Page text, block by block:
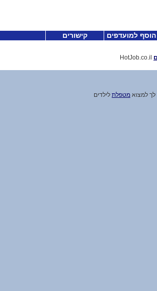
הוסף למועדפים קישורים
לך למצוא מטפלת לילדים